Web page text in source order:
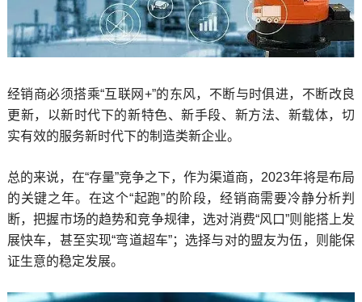
经销商必须搭乘“互联网+”的东风，不断与时俱进，不断改良
更新，以新时代下的新特色、新手段、新方法、新载体，切
实有效的服务新时代下的制造类新企业。
总的来说，在“存量”竞争之下，作为渠道商，2023年将是布局
的关键之年。在这个“起跑”的阶段，经销商需要冷静分析判
断，把握市场的趋势和竞争规律，选对消费“风口”则能搭上发
展快车，甚至实现“弯道超车”；选择与对的盟友为伍，则能保
证生意的稳定发展。